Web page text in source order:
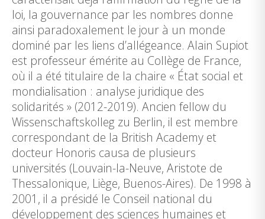
loi, la gouvernance par les nombres donne
ainsi paradoxalement le jour à un monde
dominé par les liens d’allégeance. Alain Supiot
est professeur émérite au Collège de France,
où il a été titulaire de la chaire « État social et
mondialisation : analyse juridique des
solidarités » (2012-2019). Ancien fellow du
Wissenschaftskolleg zu Berlin, il est membre
correspondant de la British Academy et
docteur Honoris causa de plusieurs
universités (Louvain-la-Neuve, Aristote de
Thessalonique, Liège, Buenos-Aires). De 1998 à
2001, il a présidé le Conseil national du
développement des sciences humaines et